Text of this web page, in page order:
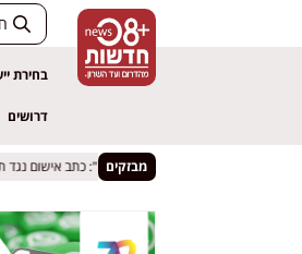
בחירת
דרושים
מבזקים
"תביא לי סיגריה": כתב אישום נגד
"תביא לי סיגריה": כתב אישום נגד